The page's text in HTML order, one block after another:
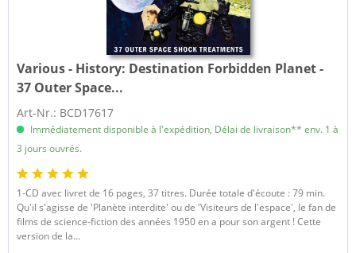
Various - History: Destination Forbidden Planet -
37 Outer Space...
Art-Nr.: BCD17617
Immédiatement disponible à l'expédition, Délai de livraison** env. 1 à
3 jours ouvrés.
1-CD avec livret de 16 pages, 37 titres. Durée totale d'écoute : 79 min.
Qu'il s'agisse de 'Planète interdite' ou de 'Visiteurs de l'espace', le fan de
films de science-fiction des années 1950 en a pour son argent ! Cette
version de la...